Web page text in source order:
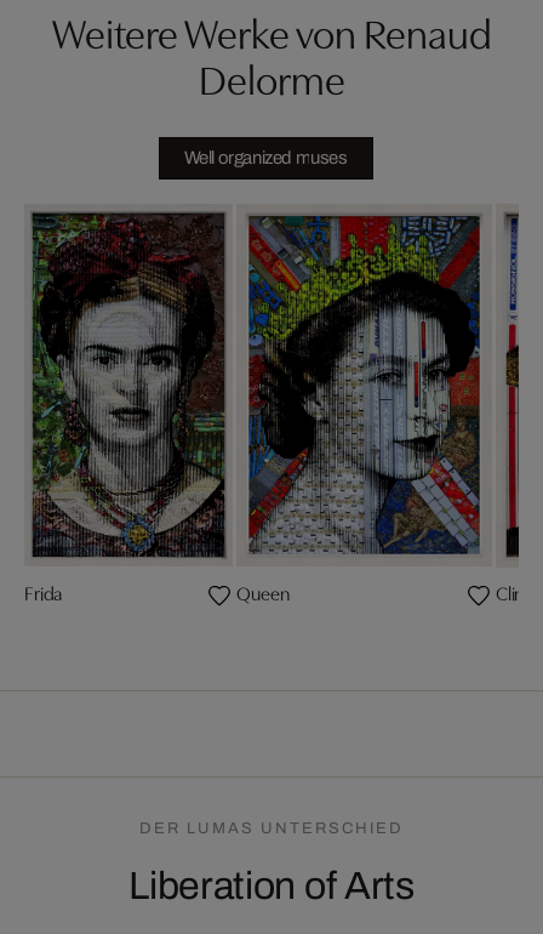
Weitere Werke von Renaud
Delorme
Well organized muses
Frida Queen Clint
DER LUMAS UNTERSCHIED
Liberation of Arts